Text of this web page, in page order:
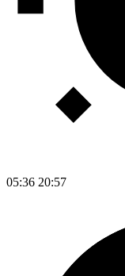
05:36 20:57